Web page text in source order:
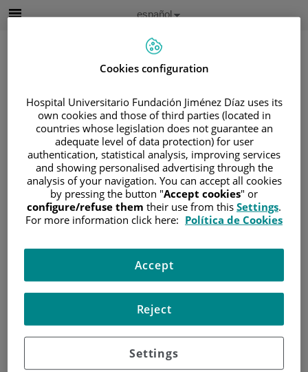
Buscar
Selector
de
idioma
Idioma
Español
Inicio/CUADRO MÉDICO
/DANILO SALAZAR CHIRIBOGA
Danilo Salazar Chiriboga
Radiología - Sección
Musculoesquelética
EXPERIENCIA
Cookies configuration
Hospital Universitario Fundación Jiménez Díaz uses its
own cookies and those of third parties (located in
countries whose legislation does not guarantee an
adequate level of data protection) for user
authentication, statistical analysis, improving services
and showing personalised advertising through the
analysis of your navigation. You can accept all cookies
by pressing the button "Accept cookies" or
configure/refuse them their use from this Settings.
For more information click here: Política de Cookies
Settings
Reject
Accept